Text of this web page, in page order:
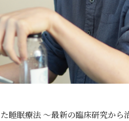
眠療法 ～最新の臨床研究から